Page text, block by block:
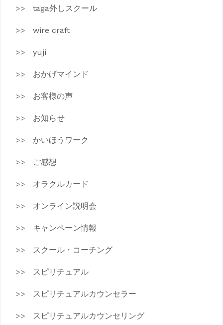
taga外しスクール
wire craft
yuji
おかげマインド
お客様の声
お知らせ
かいほうワーク
ご感想
オラクルカード
オンライン説明会
キャンペーン情報
スクール・コーチング
スピリチュアル
スピリチュアルカウンセラー
スピリチュアルカウンセリング